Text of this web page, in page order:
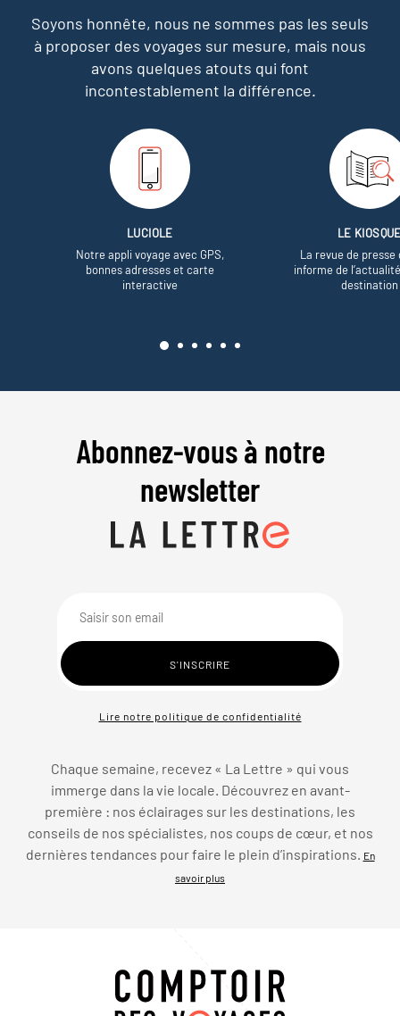
Soyons honnête, nous ne sommes pas les seuls
à proposer des voyages sur mesure, mais nous
avons quelques atouts qui font
incontestablement la différence.
LUCIOLE
Notre appli voyage avec GPS,
bonnes adresses et carte
interactive
LE
La revue de presse
informe de
destination
Abonnez-vous à notre
newsletter
Lire notre politique de confidentialité
Chaque semaine, recevez « La Lettre » qui vous
immerge dans la vie locale. Découvrez en avant-
première : nos éclairages sur les destinations, les
conseils de nos spécialistes, nos coups de cœur, et nos
dernières tendances pour faire le plein d’inspirations. En
savoir plus